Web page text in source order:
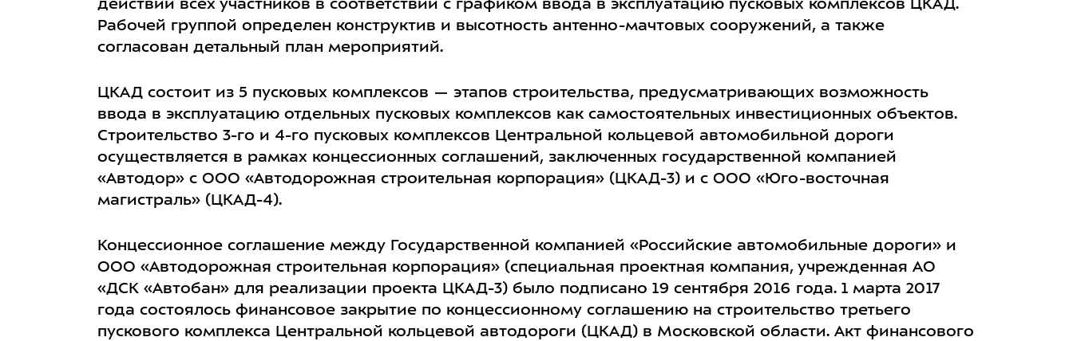
действий всех участников в соответствии с графиком ввода в эксплуатацию пусковых комплексов ЦКАД.
Рабочей группой определен конструктив и высотность антенно-мачтовых сооружений, а также
согласован детальный план мероприятий.
ЦКАД состоит из 5 пусковых комплексов — этапов строительства, предусматривающих возможность
ввода в эксплуатацию отдельных пусковых комплексов как самостоятельных инвестиционных объектов.
Строительство 3-го и 4-го пусковых комплексов Центральной кольцевой автомобильной дороги
осуществляется в рамках концессионных соглашений, заключенных государственной компанией
«Автодор» с ООО «Автодорожная строительная корпорация» (ЦКАД-3) и с ООО «Юго-восточная
магистраль» (ЦКАД-4).
Концессионное соглашение между Государственной компанией «Российские автомобильные дороги» и
ООО «Автодорожная строительная корпорация» (специальная проектная компания, учрежденная АО
«ДСК «Автобан» для реализации проекта ЦКАД-3) было подписано 19 сентября 2016 года. 1 марта 2017
года состоялось финансовое закрытие по концессионному соглашению на строительство третьего
пускового комплекса Центральной кольцевой автодороги (ЦКАД) в Московской области. Акт финансового